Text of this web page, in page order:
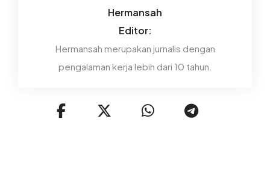
Hermansah
Editor:
Hermansah merupakan jurnalis dengan
pengalaman kerja lebih dari 10 tahun.